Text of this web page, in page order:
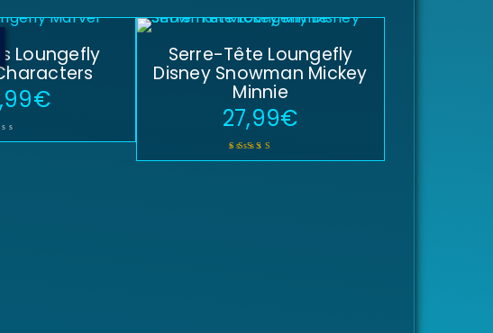
Loungefly
€
Serre-Tête Loungefly
Disney Snowman Mickey
Minnie
27,99€